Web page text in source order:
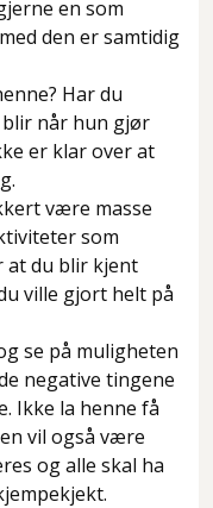
en som
den er samtidig
Har du
når hun gjør
er klar over at
være masse
som
at du blir kjent
ville gjort helt på
se på muligheten
negative tingene
Ikke la henne få
vil også være
og alle skal ha